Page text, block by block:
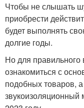
Чтобы не слышать
приобрести
будет выполнять
долгие годы.
Но для правильного
ознакомиться с
подобных товаров,
звукоизоляционный